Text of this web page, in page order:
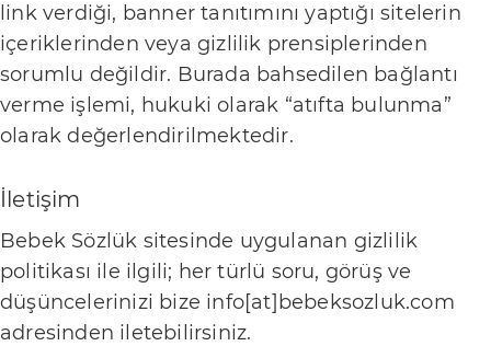
k
l
a
m
İ
ş
b
i
link verdiği, banner tanıtımını yaptığı sitelerin
içeriklerinden veya gizlilik prensiplerinden
sorumlu değildir. Burada bahsedilen bağlantı
verme işlemi, hukuki olarak “atıfta bulunma”
olarak değerlendirilmektedir.
İletişim
Bebek Sözlük sitesinde uygulanan gizlilik
politikası ile ilgili; her türlü soru, görüş ve
düşüncelerinizi bize info[at]bebeksozluk.com
adresinden iletebilirsiniz.